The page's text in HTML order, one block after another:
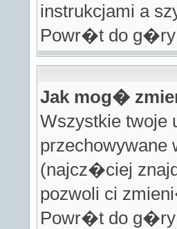
instrukcjami a
Powr�t do g�ry
Jak mog�
Wszystkie
(najcz�ciej
pozwoli ci
Powr�t do g�ry